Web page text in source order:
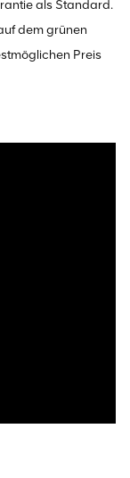
als Standard.
dem grünen
Preis